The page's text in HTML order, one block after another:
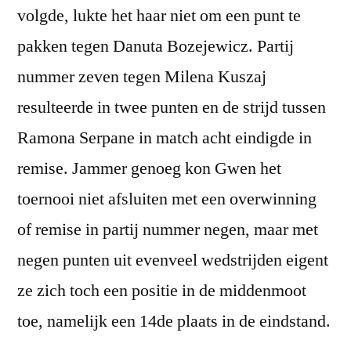
volgde, lukte het haar niet om een punt te
pakken tegen Danuta Bozejewicz. Partij
nummer zeven tegen Milena Kuszaj
resulteerde in twee punten en de strijd tussen
Ramona Serpane in match acht eindigde in
remise. Jammer genoeg kon Gwen het
toernooi niet afsluiten met een overwinning
of remise in partij nummer negen, maar met
negen punten uit evenveel wedstrijden eigent
ze zich toch een positie in de middenmoot
toe, namelijk een 14de plaats in de eindstand.